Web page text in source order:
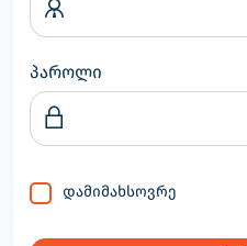
პაროლი
დამიმახსოვრე